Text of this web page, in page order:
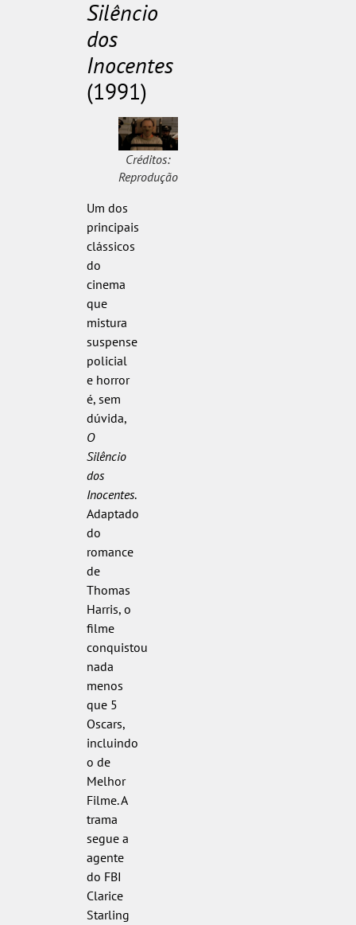
Silêncio
dos
Inocentes
(1991)
Créditos:
Reprodução
Um dos
principais
clássicos
do
cinema
que
mistura
suspense
policial
e horror
é, sem
dúvida,
O
Silêncio
dos
Inocentes.
Adaptado
do
romance
de
Thomas
Harris, o
filme
conquistou
nada
menos
que 5
Oscars,
incluindo
o de
Melhor
Filme. A
trama
segue a
agente
do FBI
Clarice
Starling